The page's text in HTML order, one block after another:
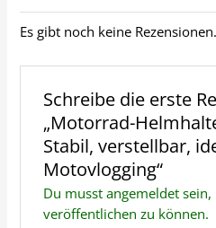
Es gibt noch keine Rezensionen.
Schreibe die erste
„Motorrad-
Stabil, verstellbar,
Motovlogging“
Du musst angemeldetsein,
veröffentlichen zu können.